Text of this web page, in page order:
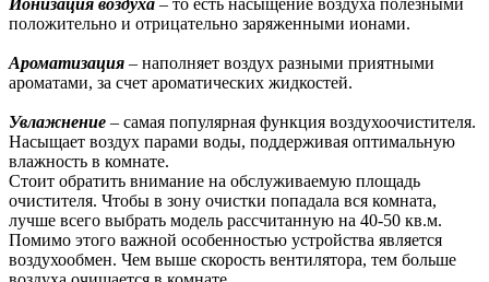
Ионизация воздуха – то есть насыщение воздуха полезными
положительно и отрицательно заряженными ионами.
Ароматизация – наполняет воздух разными приятными
ароматами, за счет ароматических жидкостей.
Увлажнение – самая популярная функция воздухоочистителя.
Насыщает воздух парами воды, поддерживая оптимальную
влажность в комнате.
Стоит обратить внимание на обслуживаемую площадь
очистителя. Чтобы в зону очистки попадала вся комната,
лучше всего выбрать модель рассчитанную на 40-50 кв.м.
Помимо этого важной особенностью устройства является
воздухообмен. Чем выше скорость вентилятора, тем больше